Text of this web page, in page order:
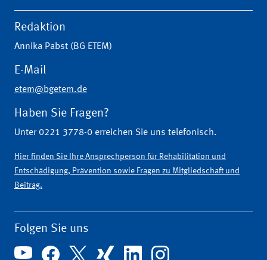
Redaktion
Annika Pabst (BG ETEM)
E-Mail
etem@bgetem.de
Haben Sie Fragen?
Unter 0221 3778-0 erreichen Sie uns telefonisch.
Hier finden Sie Ihre Ansprechperson für Rehabilitation und
Entschädigung, Prävention sowie Fragen zu Mitgliedschaft und
Beitrag.
Folgen Sie uns